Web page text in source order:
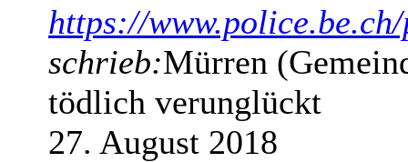
https://
schrieb:Mürren
tödlich verunglückt
27. August 2018